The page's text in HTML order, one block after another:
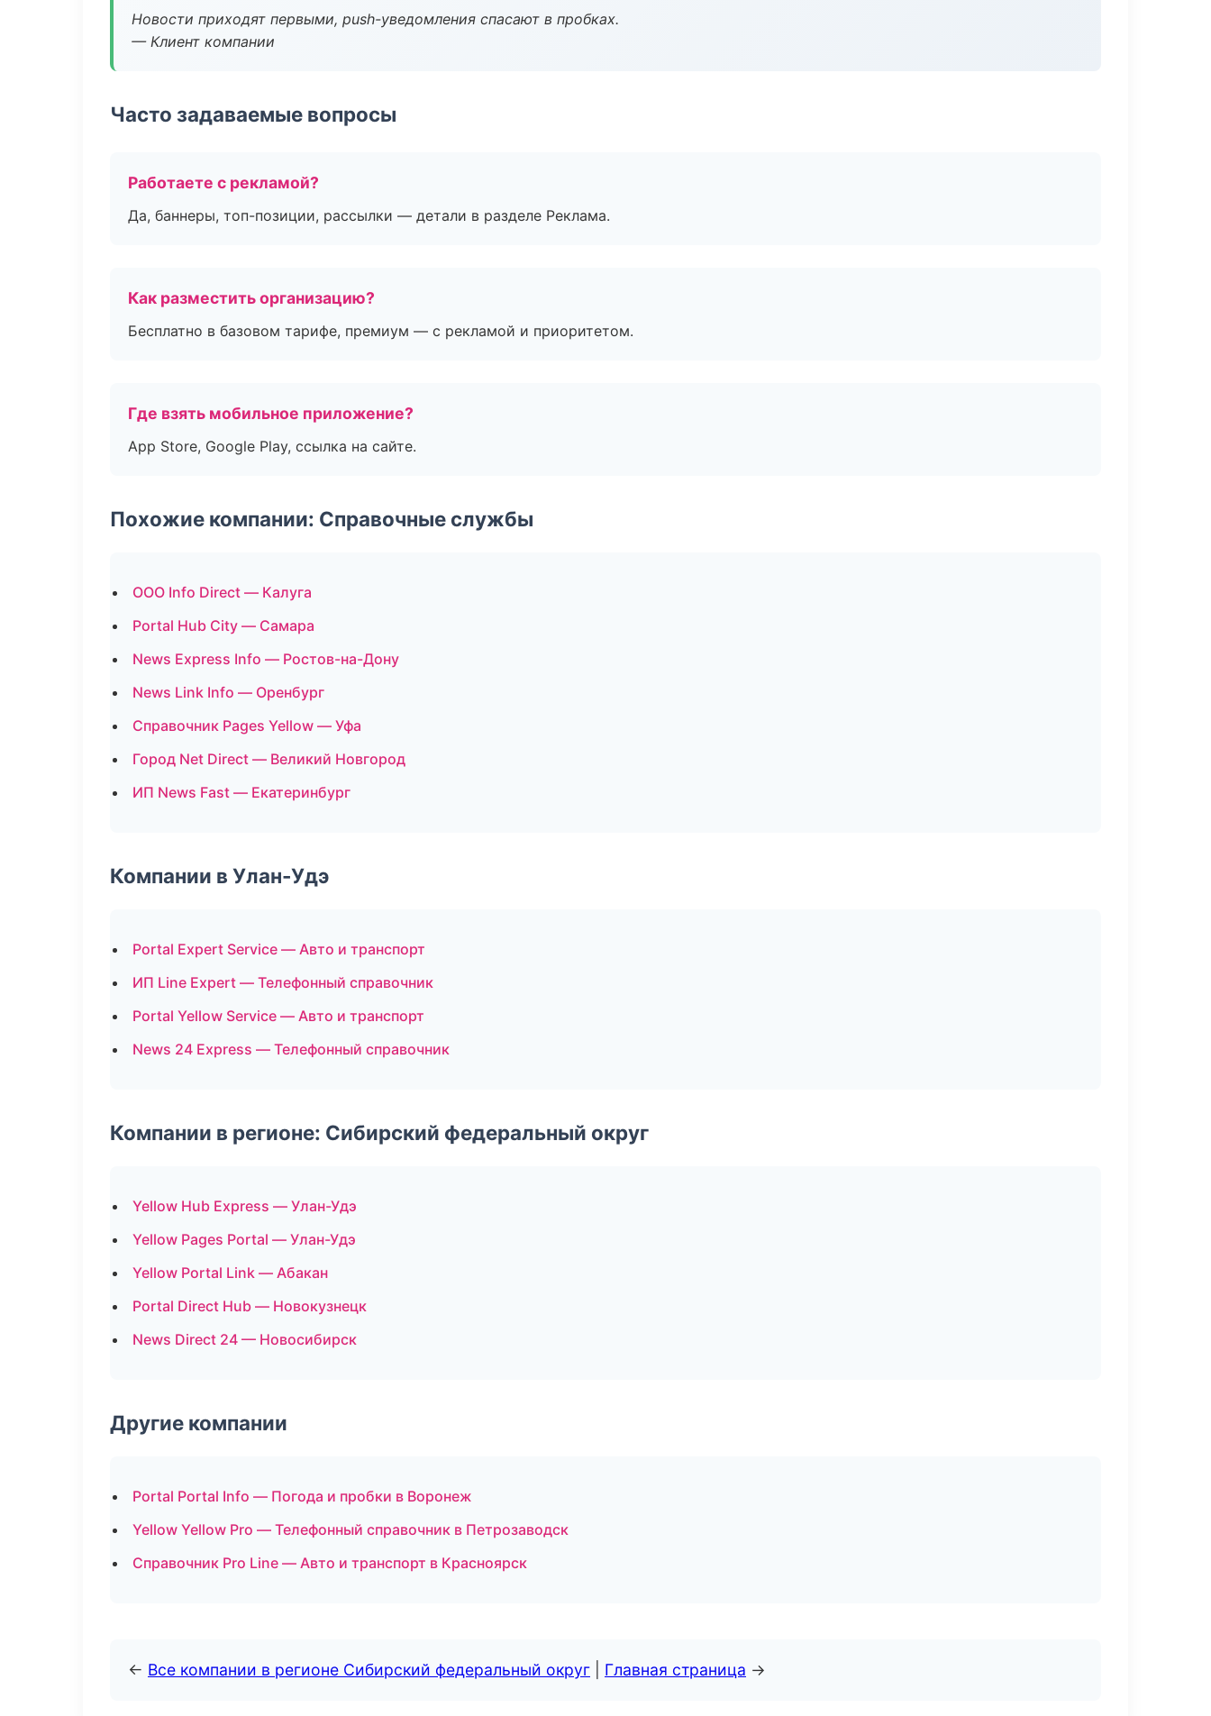
Новости приходят первыми, push-уведомления спасают в пробках.
— Клиент компании
Часто задаваемые вопросы
Работаете с рекламой?
Да, баннеры, топ-позиции, рассылки — детали в разделе Реклама.
Как разместить организацию?
Бесплатно в базовом тарифе, премиум — с рекламой и приоритетом.
Где взять мобильное приложение?
App Store, Google Play, ссылка на сайте.
Похожие компании: Справочные службы
ООО Info Direct — Калуга
Portal Hub City — Самара
News Express Info — Ростов-на-Дону
News Link Info — Оренбург
Справочник Pages Yellow — Уфа
Город Net Direct — Великий Новгород
ИП News Fast — Екатеринбург
Компании в Улан-Удэ
Portal Expert Service — Авто и транспорт
ИП Line Expert — Телефонный справочник
Portal Yellow Service — Авто и транспорт
News 24 Express — Телефонный справочник
Компании в регионе: Сибирский федеральный округ
Yellow Hub Express — Улан-Удэ
Yellow Pages Portal — Улан-Удэ
Yellow Portal Link — Абакан
Portal Direct Hub — Новокузнецк
News Direct 24 — Новосибирск
Другие компании
Portal Portal Info — Погода и пробки в Воронеж
Yellow Yellow Pro — Телефонный справочник в Петрозаводск
Справочник Pro Line — Авто и транспорт в Красноярск
← Все компании в регионе Сибирский федеральный округ Главная страница →